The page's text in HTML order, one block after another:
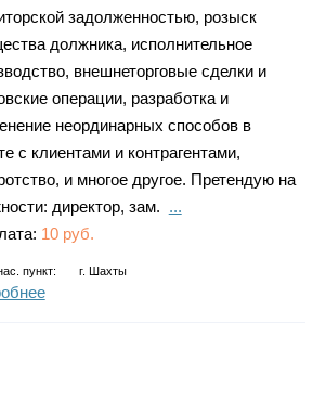
задолженностью, розыск
должника, исполнительное
внешнеторговые сделки и
операции, разработка и
неординарных способов в
с клиентами и контрагентами,
и многое другое. Претендую на
директор, зам. ...
10 руб.
пункт: г. Шахты